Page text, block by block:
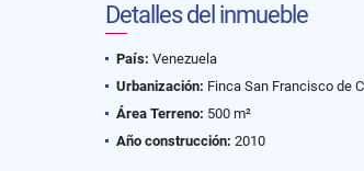
Detalles del inmueble
País: Venezuela
Urbanización: Finca San Francisco de
Área Terreno: 500 m²
Año construcción: 2010